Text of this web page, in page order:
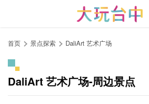
首页 景点探索 DaliArt 艺术广场
DaliArt 艺术广场-周边景点